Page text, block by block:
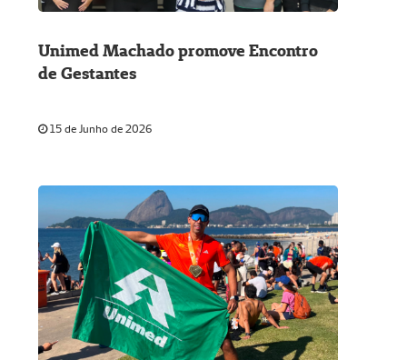
Unimed Machado promove Encontro
de Gestantes
15 de Junho de 2026